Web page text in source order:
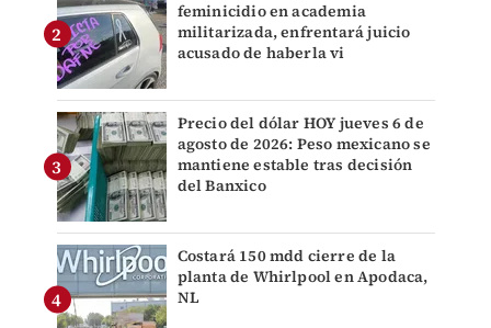
feminicidio en academia
militarizada, enfrentará juicio
acusado de haberla vi
Precio del dólar HOY jueves 6 de
agosto de 2026: Peso mexicano se
mantiene estable tras decisión
del Banxico
Costará 150 mdd cierre de la
planta de Whirlpool en Apodaca,
NL